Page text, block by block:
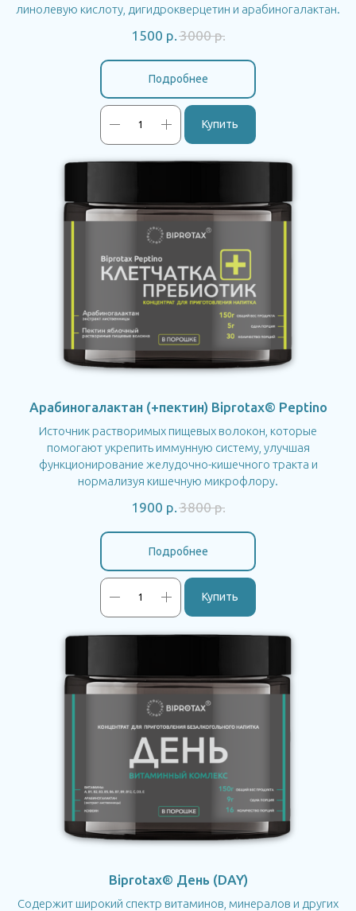
линолевую кислоту, дигидрокверцетин и арабиногалактан.
1500 р. 3000 р.
Подробнее
Купить
Арабиногалактан (+пектин) Biprotax® Peptino
Источник растворимых пищевых волокон, которые
помогают укрепить иммунную систему, улучшая
функционирование желудочно-кишечного тракта и
нормализуя кишечную микрофлору.
1900 р.3800 р.
Подробнее
Купить
Biprotax® День (DAY)
Содержит широкий спектр витаминов, минералов и других